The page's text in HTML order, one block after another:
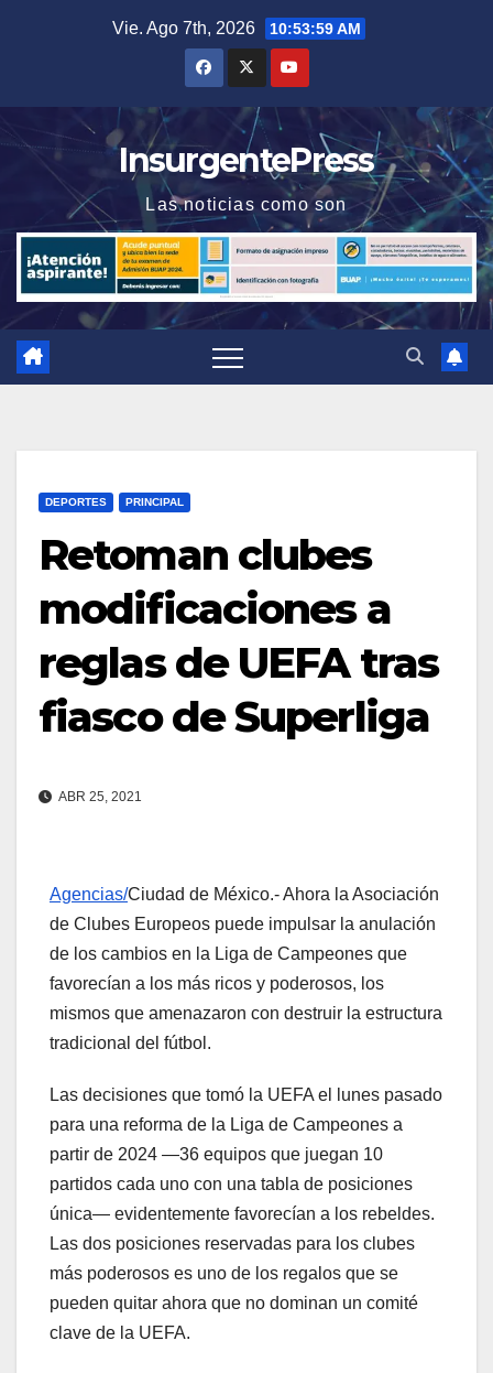
Vie. Ago 7th, 2026 10:54:00 AM
InsurgentePress
Las noticias como son
DEPORTES PRINCIPAL
Retoman clubes
modificaciones a
reglas de UEFA tras
fiasco de Superliga
ABR 25, 2021
Agencias/Ciudad de México.- Ahora la Asociación
de Clubes Europeos puede impulsar la anulación
de los cambios en la Liga de Campeones que
favorecían a los más ricos y poderosos, los
mismos que amenazaron con destruir la estructura
tradicional del fútbol.
Las decisiones que tomó la UEFA el lunes pasado
para una reforma de la Liga de Campeones a
partir de 2024 —36 equipos que juegan 10
partidos cada uno con una tabla de posiciones
única— evidentemente favorecían a los rebeldes.
Las dos posiciones reservadas para los clubes
más poderosos es uno de los regalos que se
pueden quitar ahora que no dominan un comité
clave de la UEFA.